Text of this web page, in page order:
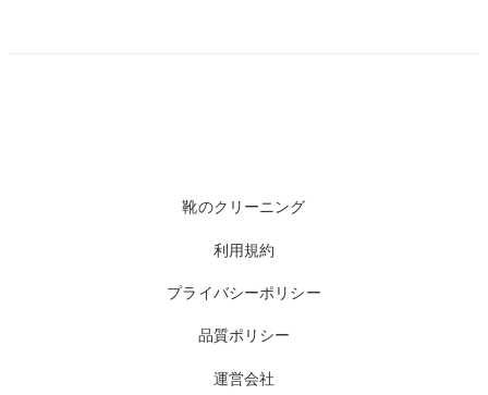
靴のクリーニング
利用規約
プライバシーポリシー
品質ポリシー
運営会社